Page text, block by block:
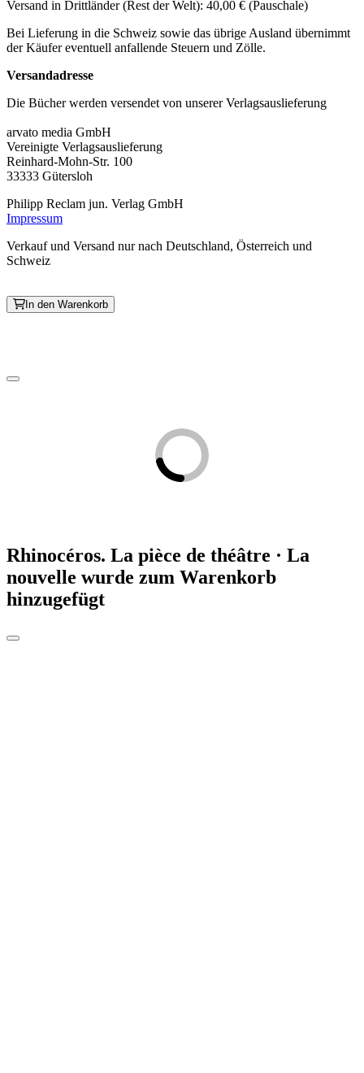
Versand in Drittländer (Rest der Welt): 40,00 € (Pauschale)
Bei Lieferung in die Schweiz sowie das übrige Ausland übernimmt
der Käufer eventuell anfallende Steuern und Zölle.
Versandadresse
Die Bücher werden versendet von unserer Verlagsauslieferung
arvato media GmbH
Vereinigte Verlagsauslieferung
Reinhard-Mohn-Str. 100
33333 Gütersloh
Philipp Reclam jun. Verlag GmbH
Impressum
Verkauf und Versand nur nach Deutschland, Österreich und
Schweiz
In den Warenkorb
Rhinocéros. La pièce de théâtre · La
nouvelle wurde zum Warenkorb
hinzugefügt